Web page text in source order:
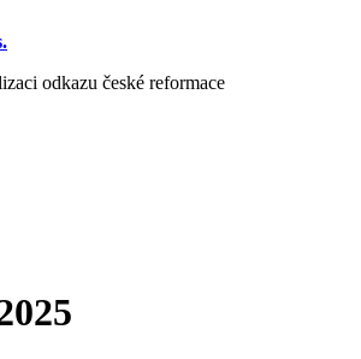
odkazu české reformace